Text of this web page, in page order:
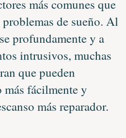
más comunes que
de sueño. Al
profundamente y a
intrusivos, muchas
que pueden
fácilmente y
más reparador.